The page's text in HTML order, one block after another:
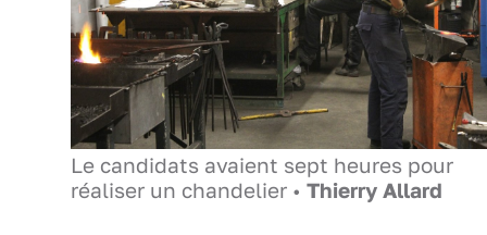
Le candidats avaient sept heures pour
réaliser un chandelier • Thierry Allard